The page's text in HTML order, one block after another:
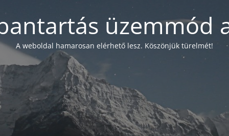
üzemmód
A weboldal hamarosan elérhető lesz. Köszönjük türelmét!